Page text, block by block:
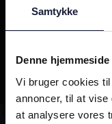
Samtykke
Denne
Vi bruger cookies
annoncer, til at
at analysere vores